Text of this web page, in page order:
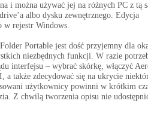
i można używać jej na różnych PC z tą
albo dysku zewnętrznego. Edycja
w rejestr Windows.
Portable jest dość przyjemny dla
niezbędnych funkcji. W razie
interfejsu – wybrać skórkę, włączyć
a także zdecydować się na ukrycie
użytkownicy powinni w krótkim
Z chwilą tworzenia opisu nie